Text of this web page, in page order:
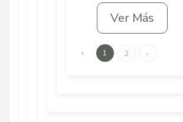
Ver Más
‹ 1 2 ›